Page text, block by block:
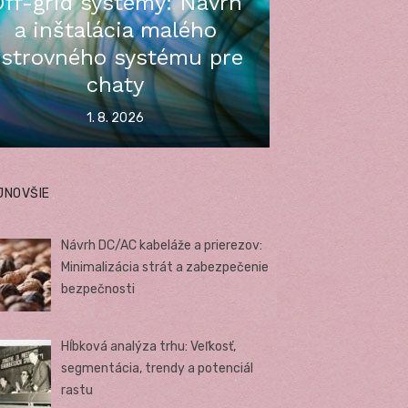
a inštalácia malého
systému pre
chaty
Posted
on
1. 8. 2026
Návrh DC/AC kabeláže a prierezov:
Minimalizácia strát a zabezpečenie
bezpečnosti
Hĺbková analýza trhu: Veľkosť,
segmentácia, trendy a potenciál
rastu